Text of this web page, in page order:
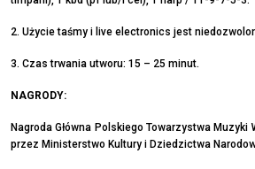
2. Użycie taśmy i live electronics jest
3. Czas trwania utworu: 15 – 25 minut.
NAGRODY:
Nagroda Główna Polskiego Towarzystwa
przez Ministerstwo Kultury i Dziedzictwa